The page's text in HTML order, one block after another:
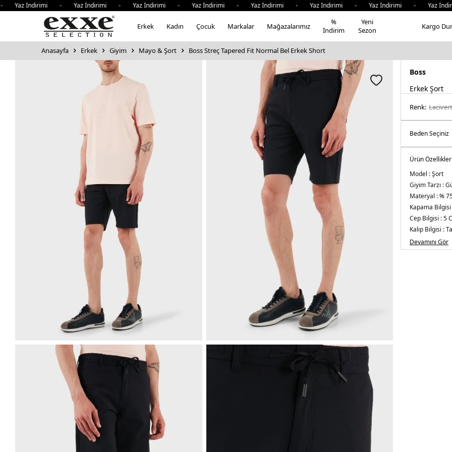
İndirimi - Yaz İndirimi - Yaz İndirimi - Yaz İndirimi - Yaz İndirimi - Yaz İndirimi - Yaz İndirimi - Yaz
Erkek Kadın Çocuk Markalar Mağazalarımız
%
İndirim
Yeni
Sezon
Kargo
Anasayfa Erkek Giyim Mayo & Şort Boss Streç Tapered Fit Normal Bel Erkek Short
Boss
Erkek Şort
Renk: laci̇vert
Ürün Özellikleri
Model :Şort
Giyim Tarzı :
Materyal :%
Kapama Bilgisi
Cep Bilgisi :5
Kalıp Bilgisi :
Manken Bilgisi :
Beden : 31
Devamını Gör